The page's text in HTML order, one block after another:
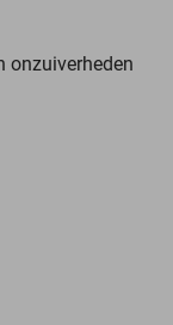
onzuiverheden